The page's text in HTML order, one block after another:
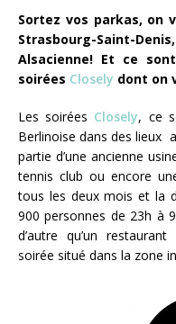
Sortez vos parkas, on
Strasbourg-Saint-
Alsacienne! Et ce
soirées Closely dont on
Les soirées Closely, ce
Berlinoise dans des lieux
partie d’une ancienne
tennis club ou encore
tous les deux mois et la
900 personnes de 23h à
d’autre qu’un
soirée situé dans la zone